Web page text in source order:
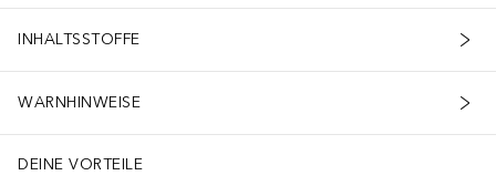
INHALTSSTOFFE
WARNHINWEISE
DEINE VORTEILE